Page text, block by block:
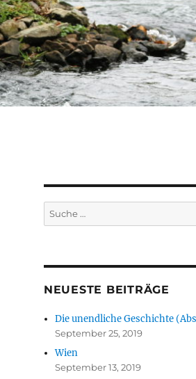
Suche
nach:
NEUESTE BEITRÄGE
Die unendliche Geschichte
September 25, 2019
Wien
September 13, 2019